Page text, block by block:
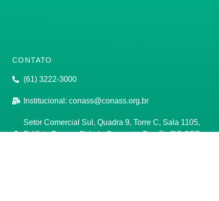
CONTATO
(61) 3222-3000
Institucional: conass@conass.org.br
Setor Comercial Sul, Quadra 9, Torre C, Sala 1105,
Edifício Parque Cidade Corporate Brasília/DF CEP: